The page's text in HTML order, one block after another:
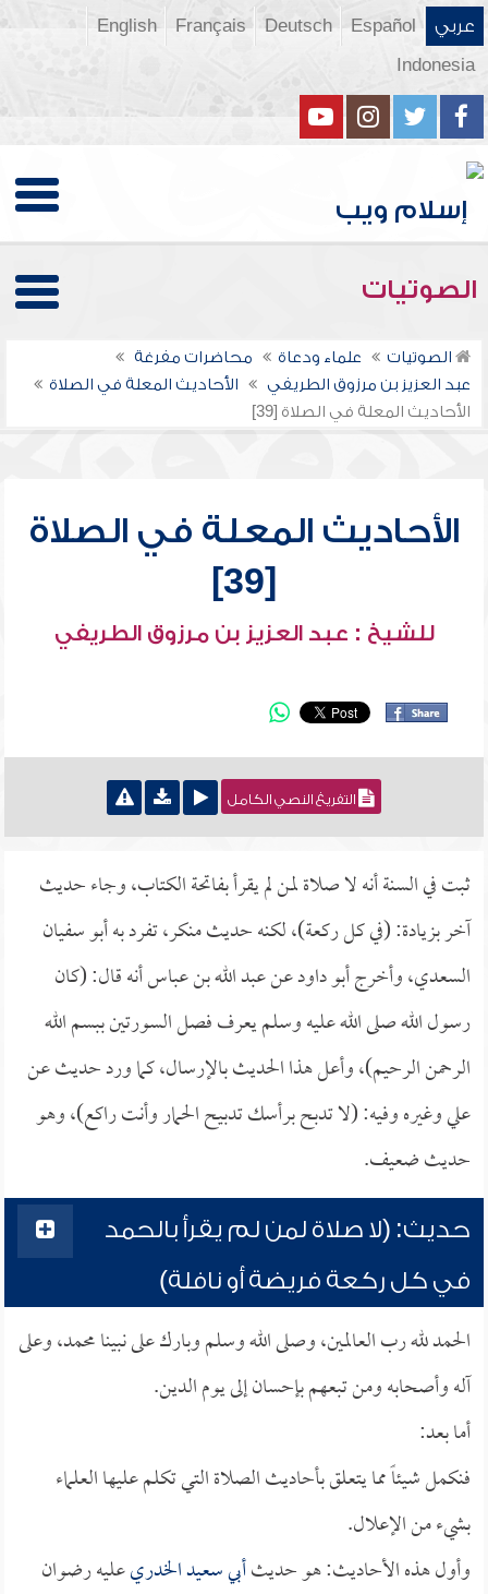
عربي Español
Deutsch
Français
English
Indonesia
الصوتيات
الصوتيات علماء ودعاة
محاضرات مفرغة
عبد العزيز بن مرزوق الطريفي
الأحاديث المعلة في الصلاة
الأحاديث المعلة في الصلاة [39]
الأحاديث المعلة في الصلاة
[39]
للشيخ : عبد العزيز بن مرزوق الطريفي
التفريغ النصي الكامل
ثبت في السنة أنه لا صلاة لمن لم يقرأ بفاتحة الكتاب، وجاء حديث
آخر بزيادة: (في كل ركعة)، لكنه حديث منكر، تفرد به أبو سفيان
السعدي، وأخرج أبو داود عن عبد الله بن عباس أنه قال: (كان
رسول الله صلى الله عليه وسلم يعرف فصل السورتين ببسم الله
الرحمن الرحيم)، وأعل هذا الحديث بالإرسال، كما ورد حديث عن
علي وغيره وفيه: (لا تدبح برأسك تدبيح الحمار وأنت راكع)، وهو
حديث ضعيف.
حديث: (لا صلاة لمن لم يقرأ بالحمد
في كل ركعة فريضة أو نافلة)
الحمد لله رب العالمين، وصلى الله وسلم وبارك على نبينا محمد، وعلى
آله وأصحابه ومن تبعهم بإحسان إلى يوم الدين.
أما بعد:
فنكمل شيئاً مما يتعلق بأحاديث الصلاة التي تكلم عليها العلماء
بشيء من الإعلال.
وأول هذه الأحاديث: هو حديثأبي سعيد الخدريعليه رضوان